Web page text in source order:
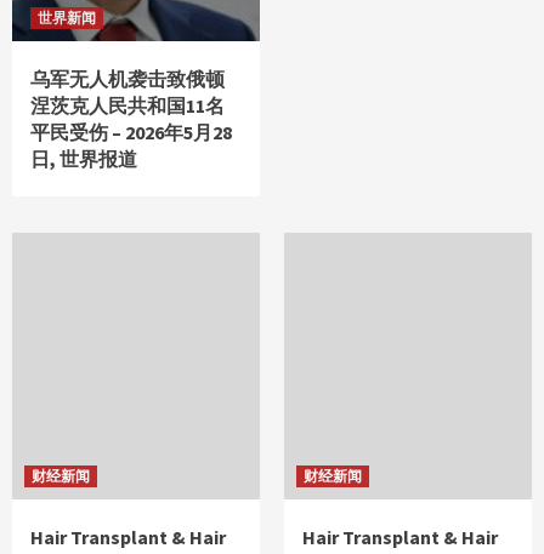
世界新闻
乌军无人机袭击致俄顿
涅茨克人民共和国11名
平民受伤 – 2026年5月28
日, 世界报道
财经新闻
Hair Transplant & Hair
财经新闻
Hair Transplant & Hair